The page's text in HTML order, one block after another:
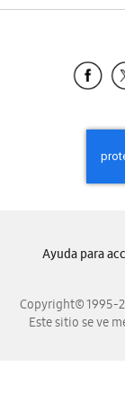
Copyright© 1995-
Este sitio se ve
Ayuda para